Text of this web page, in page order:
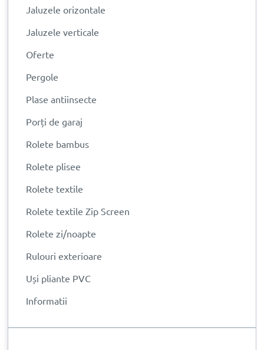
Jaluzele orizontale
Jaluzele verticale
Oferte
Pergole
Plase antiinsecte
Porți de garaj
Rolete bambus
Rolete plisee
Rolete textile
Rolete textile Zip Screen
Rolete zi/noapte
Rulouri exterioare
Uși pliante PVC
Informatii